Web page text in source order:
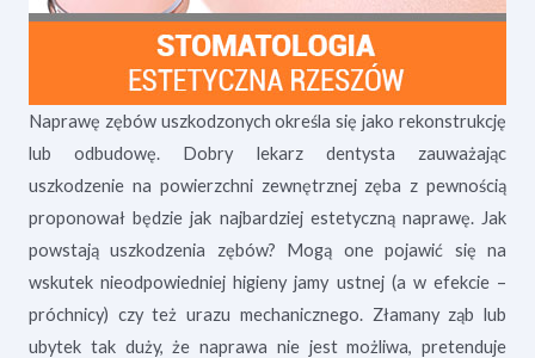
Naprawę zębów uszkodzonych określa się jako rekonstrukcję
lub odbudowę. Dobry lekarz dentysta zauważając
uszkodzenie na powierzchni zewnętrznej zęba z pewnością
proponował będzie jak najbardziej estetyczną naprawę. Jak
powstają uszkodzenia zębów? Mogą one pojawić się na
wskutek nieodpowiedniej higieny jamy ustnej (a w efekcie –
próchnicy) czy też urazu mechanicznego. Złamany ząb lub
ubytek tak duży, że naprawa nie jest możliwa, pretenduje